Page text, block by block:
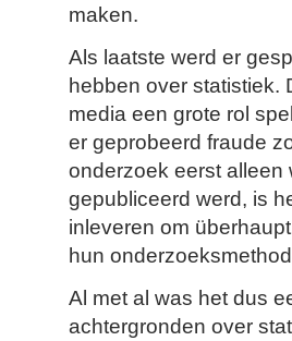
maken.
Als laatste werd er
hebben over statistiek.
media een grote rol
er geprobeerd fraude
onderzoek eerst alleen
gepubliceerd werd, is
inleveren om
hun
Al met al was het dus
achtergronden over